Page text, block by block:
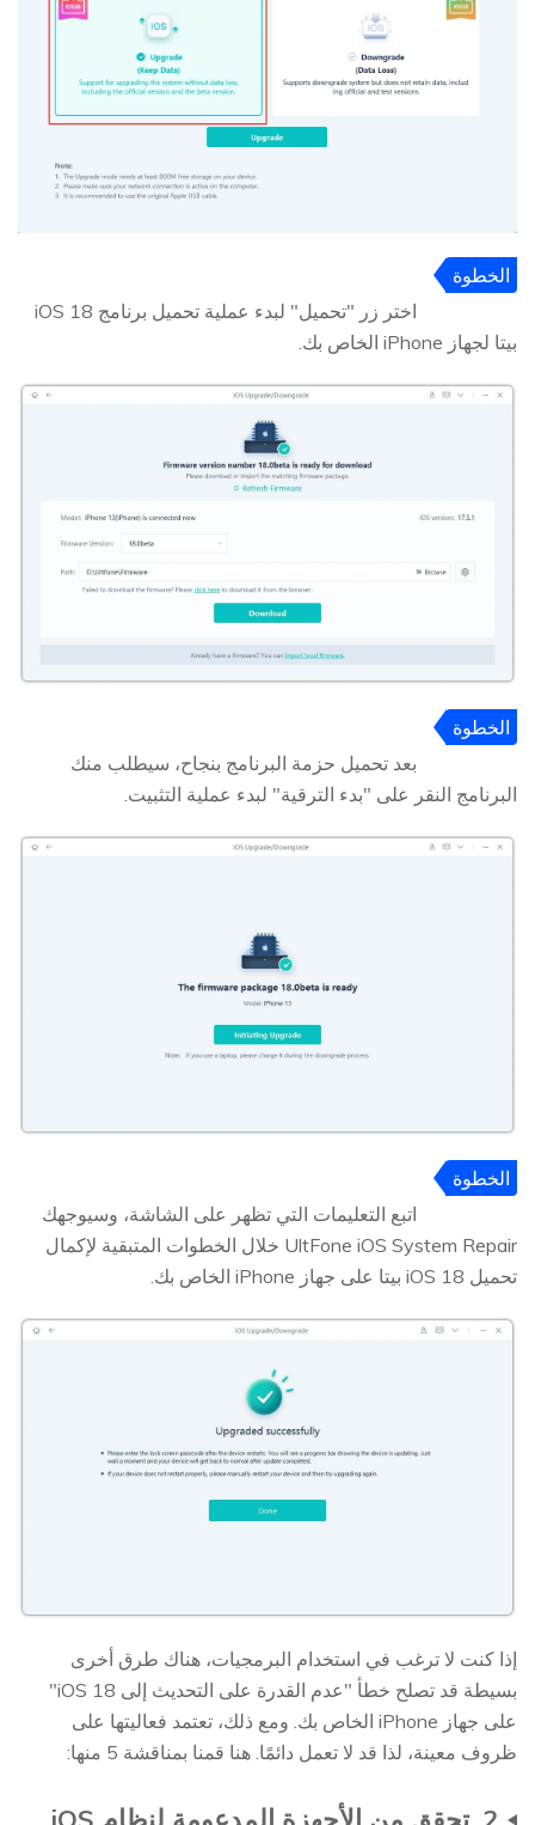
الخطوة
اختر زر "تحميل" لبدء عملية تحميل برنامج iOS 18
بيتا لجهاز iPhone الخاص بك.
الخطوة
بعد تحميل حزمة البرنامج بنجاح، سيطلب منك
البرنامج النقر على "بدء الترقية" لبدء عملية التثبيت.
الخطوة
اتبع التعليمات التي تظهر على الشاشة، وسيوجهك
UltFone iOS System Repair خلال الخطوات المتبقية لإكمال
تحميل iOS 18 بيتا على جهاز iPhone الخاص بك.
إذا كنت لا ترغب في استخدام البرمجيات، هناك طرق أخرى
بسيطة قد تصلح خطأ "عدم القدرة على التحديث إلى iOS 18"
على جهاز iPhone الخاص بك. ومع ذلك، تعتمد فعاليتها على
ظروف معينة، لذا قد لا تعمل دائمًا. هنا قمنا بمناقشة 5 منها: